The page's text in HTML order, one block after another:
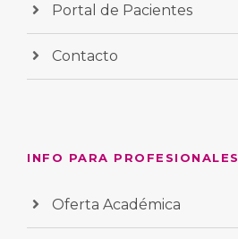
Portal de Pacientes
Contacto
INFO PARA PROFESIONALES
Oferta Académica